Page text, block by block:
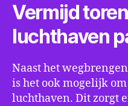
Vermijd
luchthaven
Naast het
is het ook mogelijk
luchthaven. Dit zorgt